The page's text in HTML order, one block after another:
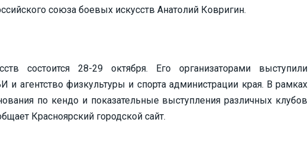
союза боевых искусств Анатолий Ковригин.
состоится 28-29 октября. Его организаторами выступили
и агентство физкультуры и спорта администрации края. В рамках
по кендо и показательные выступления различных клубов
Красноярский городской сайт.